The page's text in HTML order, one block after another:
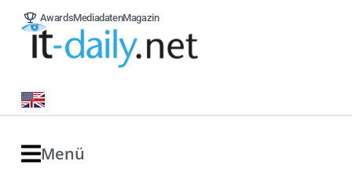
AwardsMediadatenMagazin
Menü